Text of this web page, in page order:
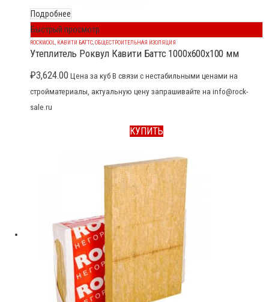
Подробнее
Быстрый просмотр
ROCKWOOL КАВИТИ БАТТС ОБЩЕСТРОИТЕЛЬНАЯ ИЗОЛЯЦИЯ
Утеплитель Роквул Кавити Баттс 1000x600x100 мм
₽3,624.00 Цена за куб В связи с нестабильными ценами на
стройматериалы, актуальную цену запрашивайте на info@rock-
sale.ru
КУПИТЬ